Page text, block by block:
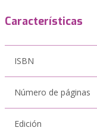
Características
ISBN
Número de páginas
Edición